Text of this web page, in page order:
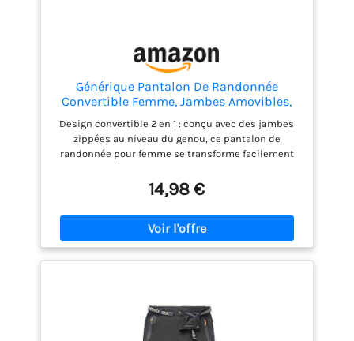
Générique Pantalon De Randonnée
Convertible Femme, Jambes Amovibles,
Léger, Séchage Rapide, Pantalon Cargo
Extérieur, Short Réversible, Poches pour
Marche et Activités Outdoor
Design convertible 2 en 1 : conçu avec des jambes
zippées au niveau du genou, ce pantalon de
randonnée pour femme se transforme facilement
température et d'activités. Idéal pour la marche, la
randonnée ou les voyages, ils s'adaptent sans effort
des matins frais aux après-midi chauds Tissu léger
et à séchage rapide : fabriqué à partir d'un tissu
léger à séchage rapide, ce pantalon d'extérieur vous
aide à rester à l'aise pendant les journées actives.
pour le camping, les vacances à pied et les voyages
d'été Poches pratiques pour les essentiels du
quotidien : équipé de poches latérales
14,98 €